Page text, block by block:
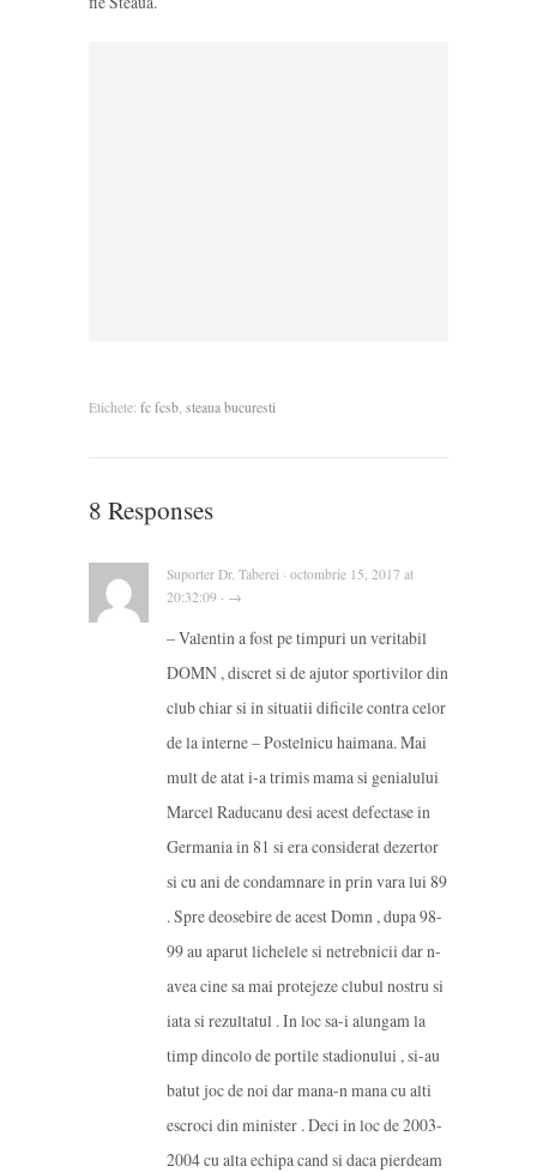
Etichete: fc fcsb steaua bucuresti
8 Responses
Suporter Dr. Taberei · octombrie 15, 2017 at
20:32:09 · →
– Valentin a fost pe timpuri un veritabil
DOMN , discret si de ajutor sportivilor din
club chiar si in situatii dificile contra celor
de la interne – Postelnicu haimana. Mai
mult de atat i-a trimis mama si genialului
Marcel Raducanu desi acest defectase in
Germania in 81 si era considerat dezertor
si cu ani de condamnare in prin vara lui 89
. Spre deosebire de acest Domn , dupa 98-
99 au aparut lichelele si netrebnicii dar n-
avea cine sa mai protejeze clubul nostru si
iata si rezultatul . In loc sa-i alungam la
timp dincolo de portile stadionului , si-au
batut joc de noi dar mana-n mana cu alti
escroci din minister . Deci in loc de 2003-
2004 cu alta echipa cand si daca pierdeam